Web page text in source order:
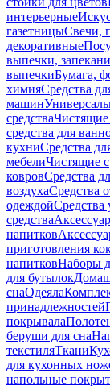
интерьерные
газетницыСвечи,
декоративные
выпечки,
выпечкиБумага,
химияСредства
машин
средстваЧистящие
средства для
кухниСредства
мебелиЧистящие
ковровСредства
воздухаСредства
одеждойСредства
средства
напитков
приготовления
напитковНаборы
для бутылок
снаОдеяла
принадлежностей
покрывала
беруши для сна
текстиляТкани
для кухонных
напольные